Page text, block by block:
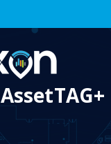
AssetTAG+